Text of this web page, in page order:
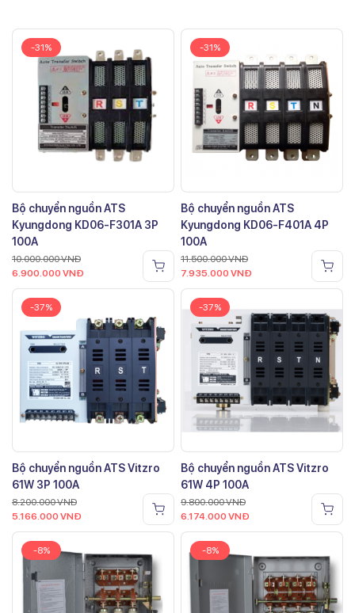
-31%
Bộ chuyển nguồn ATS
Kyungdong KD06-F301A 3P
100A
10.000.000VNĐ
6.900.000 VNĐ
-31%
Bộ chuyển nguồn ATS
Kyungdong KD06-F401A 4P
100A
11.500.000VNĐ
7.935.000 VNĐ
-37%
Bộ chuyển nguồn ATS Vitzro
61W 3P 100A
8.200.000VNĐ
5.166.000 VNĐ
-37%
Bộ chuyển nguồn ATS Vitzro
61W 4P 100A
9.800.000VNĐ
6.174.000 VNĐ
-8% -8%